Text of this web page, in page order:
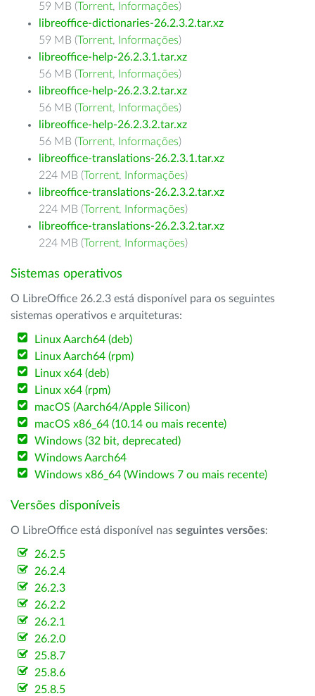
59 MB (Torrent, Informações)
libreoffice-dictionaries-26.2.3.2.tar.xz
59 MB (Torrent, Informações)
libreoffice-help-26.2.3.1.tar.xz
56 MB (Torrent, Informações)
libreoffice-help-26.2.3.2.tar.xz
56 MB (Torrent, Informações)
libreoffice-help-26.2.3.2.tar.xz
56 MB (Torrent, Informações)
libreoffice-translations-26.2.3.1.tar.xz
224 MB (Torrent, Informações)
libreoffice-translations-26.2.3.2.tar.xz
224 MB (Torrent, Informações)
libreoffice-translations-26.2.3.2.tar.xz
224 MB (Torrent, Informações)
Sistemas operativos
O LibreOffice 26.2.3 está disponível para os seguintes
sistemas operativos e arquiteturas:
Linux Aarch64 (deb)
Linux Aarch64 (rpm)
Linux x64 (deb)
Linux x64 (rpm)
macOS (Aarch64/Apple Silicon)
macOS x86_64 (10.14 ou mais recente)
Windows (32 bit, deprecated)
Windows Aarch64
Windows x86_64 (Windows 7 ou mais recente)
Versões disponíveis
O LibreOffice está disponível nas seguintes versões:
26.2.5
26.2.4
26.2.3
26.2.2
26.2.1
26.2.0
25.8.7
25.8.6
25.8.5